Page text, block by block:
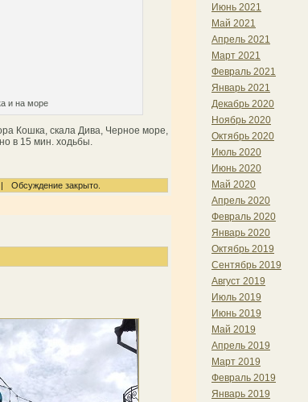
и на море
Кошка, скала Дива, Черное море,
в 15 мин. ходьбы.
Обсуждение закрыто.
Июнь 2021
Май 2021
Апрель 2021
Март 2021
Февраль 2021
Январь 2021
Декабрь 2020
Ноябрь 2020
Октябрь 2020
Июль 2020
Июнь 2020
Май 2020
Апрель 2020
Февраль 2020
Январь 2020
Октябрь 2019
Сентябрь 2019
Август 2019
Июль 2019
Июнь 2019
Май 2019
Апрель 2019
Март 2019
Февраль 2019
Январь 2019